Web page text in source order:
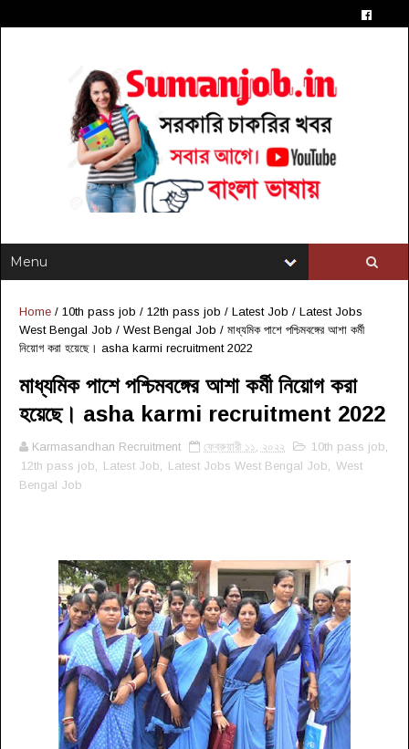
Home / 10th pass job / 12th pass job / Latest Job / Latest Jobs
West Bengal Job / West Bengal Job / মাধ্যমিক পাশে পশ্চিমবঙ্গের আশা কর্মী
নিয়োগ করা হয়েছে। asha karmi recruitment 2022
মাধ্যমিক পাশে পশ্চিমবঙ্গের আশা কর্মী নিয়োগ করা
হয়েছে। asha karmi recruitment 2022
Karmasandhan Recruitment ফেব্রুয়ারী ১১, ২০২২ 10th pass job
12th pass job
Latest Job Latest Jobs West Bengal Job
West
Bengal Job